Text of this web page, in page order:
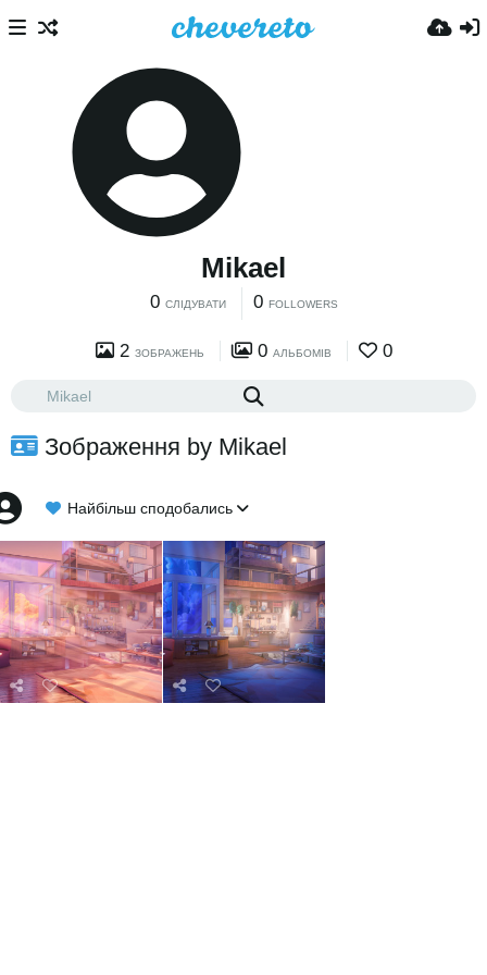
Mikael
0 СЛІДУВАТИ 0 FOLLOWERS
2 ЗОБРАЖЕНЬ 0 АЛЬБОМІВ 0
Зображення by Mikael
Найбільш сподобались